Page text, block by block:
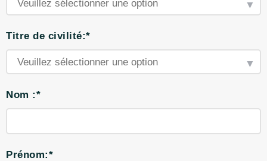
Titre de civilité:*
Nom :*
Prénom:*